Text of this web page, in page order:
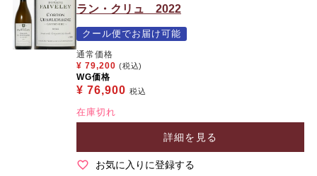
ラン・クリュ 2022
クール便でお届け可能
通常価格
¥ 79,200 (税込)
WG価格
¥ 76,900 税込
在庫切れ
詳細を見る
お気に入りに登録する